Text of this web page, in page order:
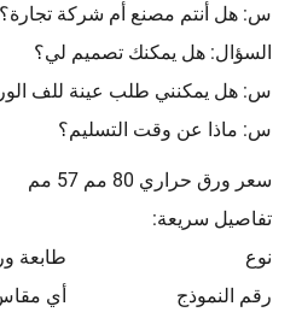
س: هل أنتم مصنع أم شركة تجارة؟
السؤال: هل يمكنك تصميم لي؟
س: هل يمكنني طلب عينة للف
س: ماذا عن وقت التسليم؟
سعر ورق حراري 80 مم 57 مم
تفاصيل سريعة:
نوع
طابعة
رقم النموذج
أي